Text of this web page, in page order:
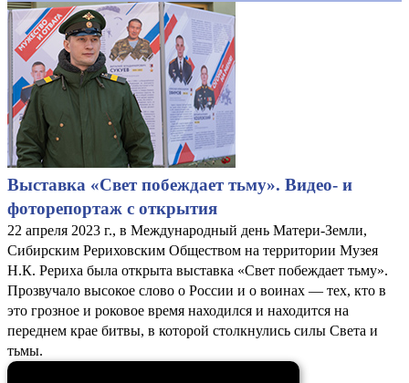
Выставка «Свет побеждает тьму». Видео- и
фоторепортаж с открытия
22 апреля 2023 г., в Международный день Матери-Земли,
Сибирским Рериховским Обществом на территории Музея
Н.К. Рериха была открыта выставка «Свет побеждает тьму».
Прозвучало высокое слово о России и о воинах — тех, кто в
это грозное и роковое время находился и находится на
переднем крае битвы, в которой столкнулись силы Света и
тьмы.